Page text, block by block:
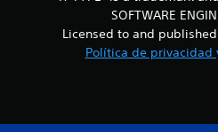
SOFTWARE
Licensed to and
Política de privacidad